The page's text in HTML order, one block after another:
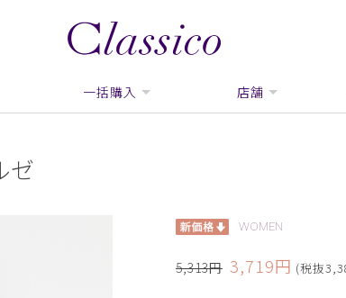
一括購入 店舗
ゼ
WOMEN
5,313円 3,719円 (税抜